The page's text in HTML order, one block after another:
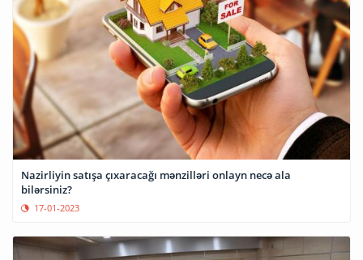
Nazirliyin satışa çıxaracağı mənzilləri onlayn necə ala
bilərsiniz?
17-01-2023